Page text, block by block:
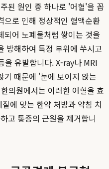
된 원인 중 하나로 '어혈'을 꼽
으로 인해 정상적인 혈액순환
되어 노폐물처럼 쌓이는 것을
방해하여 특정 부위에 쑤시고
을 유발합니다. X-ray나 MRI
기 때문에 '눈에 보이지 않는
의원에서는 이러한 어혈을 효
에 맞는 한약 처방과 약침 치
고 통증의 근원을 제거합니